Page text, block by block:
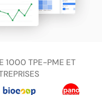
1000 TPE-PME ET